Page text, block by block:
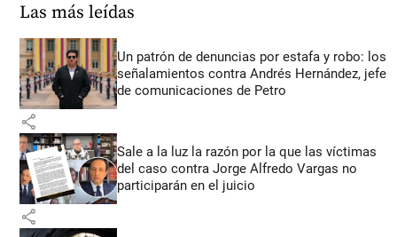
Las más leídas
Un patrón de denuncias por estafa y robo: los
señalamientos contra Andrés Hernández, jefe
de comunicaciones de Petro
share
Sale a la luz la razón por la que las víctimas
del caso contra Jorge Alfredo Vargas no
participarán en el juicio
share